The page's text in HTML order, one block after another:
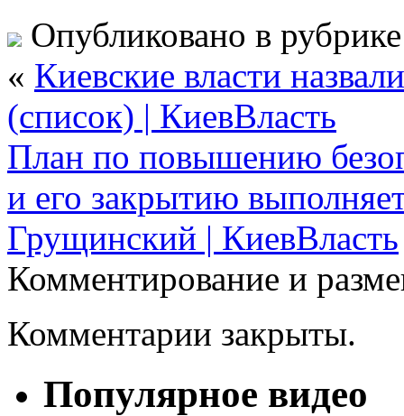
Опубликовано в
« Киевские власти
(список) | КиевВласть
План по повышению
и его закрытию
Грущинский | КиевВласть
Комментирование и
Комментарии закрыты.
Популярное видео